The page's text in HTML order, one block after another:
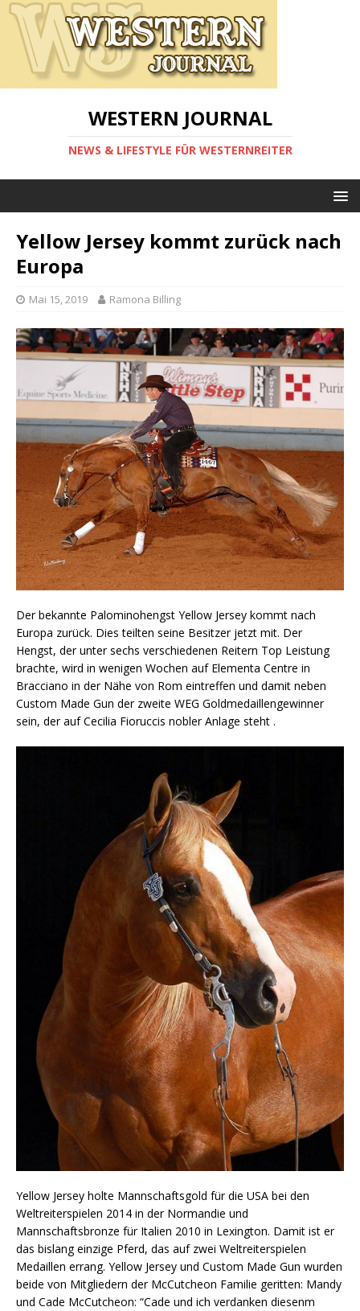
WESTERN JOURNAL
NEWS & LIFESTYLE FÜR WESTERNREITER
Yellow Jersey kommt zurück nach
Europa
Mai 15, 2019 Ramona Billing
Der bekannte Palominohengst Yellow Jersey kommt nach
Europa zurück. Dies teilten seine Besitzer jetzt mit. Der
Hengst, der unter sechs verschiedenen Reitern Top Leistung
brachte, wird in wenigen Wochen auf Elementa Centre in
Bracciano in der Nähe von Rom eintreffen und damit neben
Custom Made Gun der zweite WEG Goldmedaillengewinner
sein, der auf Cecilia Fioruccis nobler Anlage steht .
Yellow Jersey holte Mannschaftsgold für die USA bei den
Weltreiterspielen 2014 in der Normandie und
Mannschaftsbronze für Italien 2010 in Lexington. Damit ist er
das bislang einzige Pferd, das auf zwei Weltreiterspielen
Medaillen errang. Yellow Jersey und Custom Made Gun wurden
beide von Mitgliedern der McCutcheon Familie geritten: Mandy
und Cade McCutcheon: “Cade und ich verdanken diesenm